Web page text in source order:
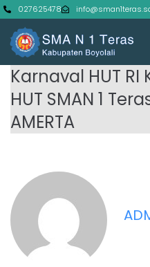
027625478
Karnaval HUT RI
HUT SMAN 1
AMERTA